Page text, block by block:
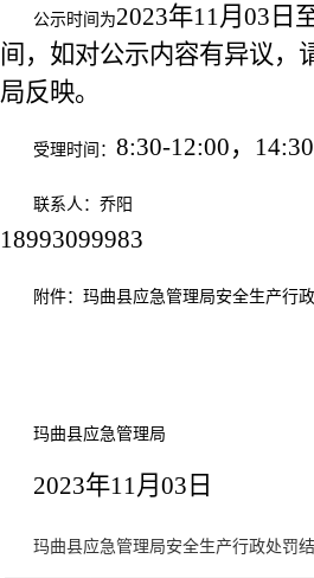
公示时间为2023年11月03日
间，如对公示内容有异议，
局反映。
受理时间： 8:30-12:00，
联系人：乔阳
18993099983
附件：玛曲县应急管理局安全生产行
玛曲县应急管理局
2023年11月03日
玛曲县应急管理局安全生产行政处罚